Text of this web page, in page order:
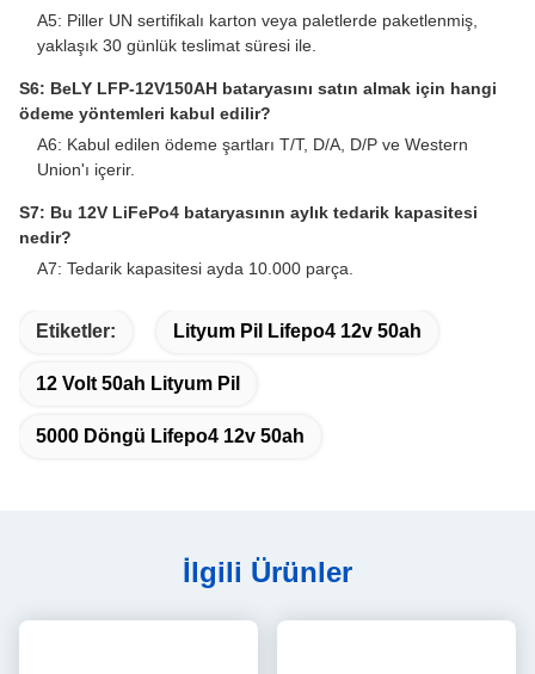
A5: Piller UN sertifikalı karton veya paletlerde paketlenmiş,
yaklaşık 30 günlük teslimat süresi ile.
S6: BeLY LFP-12V150AH bataryasını satın almak için hangi
ödeme yöntemleri kabul edilir?
A6: Kabul edilen ödeme şartları T/T, D/A, D/P ve Western
Union'ı içerir.
S7: Bu 12V LiFePo4 bataryasının aylık tedarik kapasitesi
nedir?
A7: Tedarik kapasitesi ayda 10.000 parça.
Etiketler: Lityum Pil Lifepo4 12v 50ah
12 Volt 50ah Lityum Pil
5000 Döngü Lifepo4 12v 50ah
İlgili Ürünler